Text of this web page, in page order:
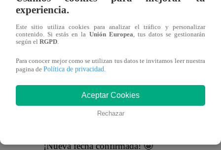
15 de noviembre 2022
Romeo Santos arrasó con la preventa de entradas para
primera presentación, programada para el próximo 10
En los primeros minutos de venta de entradas, la
fans que pelearon por un pase para ver en vivo al ‘Rey
¡Nueva fecha confirmada! 🤩
experiencia.
Este sitio utiliza cookies para analizar el tráfico y personalizar
contenido. Si estás en la Unión Europea , tus datos se gestionarán
según el RGPD
Para conocer mejor como se utilizan tus datos te invitamos leer nuestra
pagina de Política de privacidad
Aceptar Cookies
Rechazar